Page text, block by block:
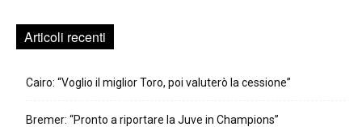
Articoli recenti
Cairo: “Voglio il miglior Toro, poi valuterò la cessione”
Bremer: “Pronto a riportare la Juve in Champions”